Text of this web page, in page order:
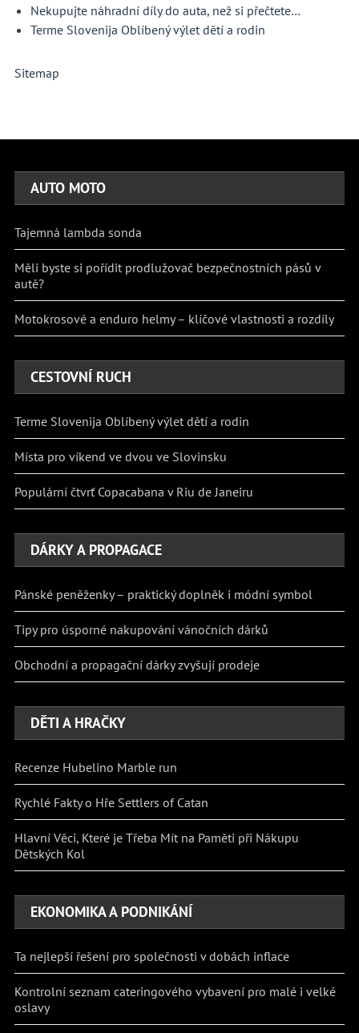
Nekupujte náhradní díly do auta, než si přečtete…
Terme Slovenija Oblíbený výlet dětí a rodin
Sitemap
AUTO MOTO
Tajemná lambda sonda
Měli byste si pořídit prodlužovač bezpečnostních pásů v
autě?
Motokrosové a enduro helmy – klíčové vlastnosti a rozdíly
CESTOVNÍ RUCH
Terme Slovenija Oblíbený výlet dětí a rodin
Místa pro víkend ve dvou ve Slovinsku
Populární čtvrť Copacabana v Riu de Janeiru
DÁRKY A PROPAGACE
Pánské peněženky – praktický doplněk i módní symbol
Tipy pro úsporné nakupování vánočních dárků
Obchodní a propagační dárky zvyšují prodeje
DĚTI A HRAČKY
Recenze Hubelino Marble run
Rychlé Fakty o Hře Settlers of Catan
Hlavní Věci, Které je Třeba Mít na Paměti při Nákupu
Dětských Kol
EKONOMIKA A PODNIKÁNÍ
Ta nejlepší řešení pro společnosti v dobách inflace
Kontrolní seznam cateringového vybavení pro malé i velké
oslavy